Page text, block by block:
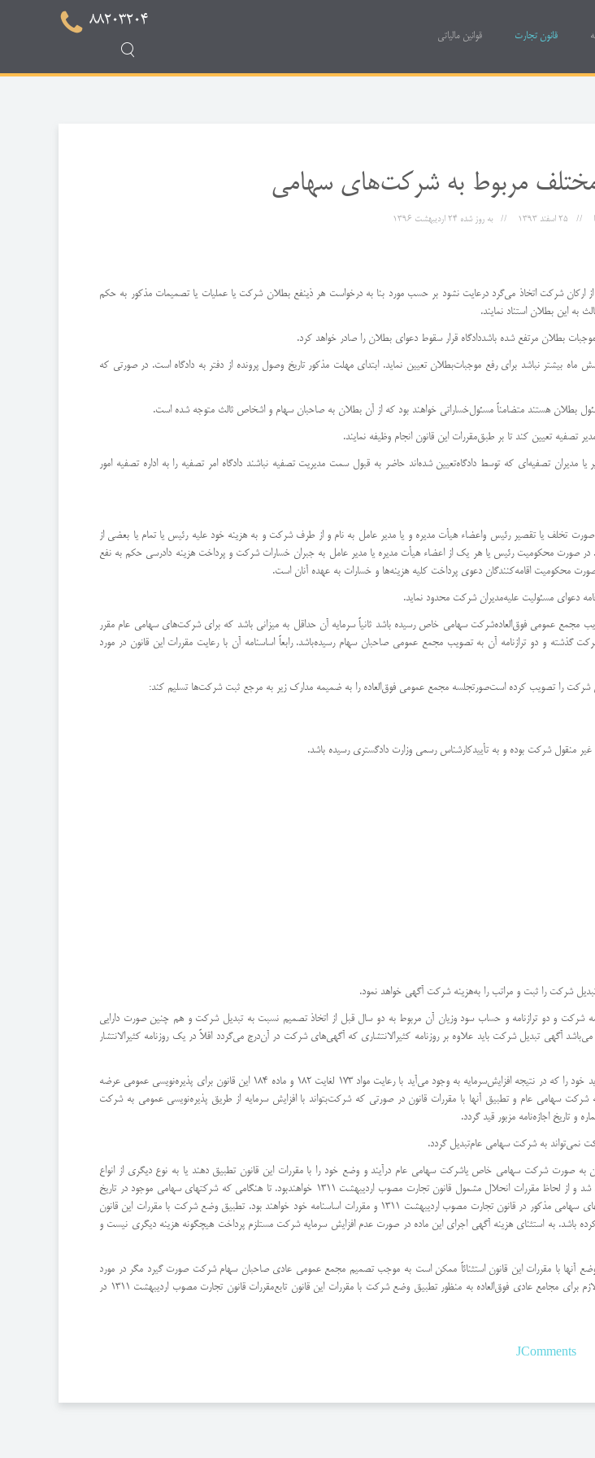
قانون تجارت قوانین مالیاتی
88203204
مربوط به شركت‌های سهامی
25 اسفند 1393 به روز شده 24 ارديبهشت 1396
از اركان شركت اتخاذ می‌گرد د‌رعایت نشود بر حسب مورد بنا به درخواست هر ذینفع بطلان شركت یا عملیات یا تصمیمات مذكور به حكم
به این بطلان استناد نمایند.
شش ماه بیشتر نباشد برای رفع موجبات‌بطلان تعیین نماید. ابتدای مهلت مذكور تاریخ وصول پرونده از دفتر به دادگاه است. ‌در صورتی كه
یا مدیران تصفیه‌ای كه توسط دادگاه‌تعیین شده‌اند حاضر به قبول سمت مدیریت تصفیه نباشند دادگاه امر تصفیه را به اداره تصفیه امور
تخلف یا تقصیر رئیس و‌اعضاء هیأت مدیره و یا مدیر عامل به نام و از طرف شركت و به هزینه خود علیه رئیس یا تمام یا بعضی از
‌در صورت محكومیت رئیس یا هر یك از اعضاء هیأت مدیره یا مدیر عامل به جبران خسارات شركت و پرداخت هزینه دادرسی حكم به نفع
محكومیت اقامه‌كنندگان دعوی پرداخت كلیه هزینه‌ها و خسارات به عهده آنان است.
مجمع عمومی فوق‌العاده‌شركت سهامی خاص رسیده باشد ثانیاً سرمایه آن حداقل به میزانی باشد كه برای شركت‌های سهامی عام مقرر
گذشته و دو ترازنامه آن به تصویب مجمع عمومی صاحبان سهام رسیده‌باشد. رابعاً اساسنامه آن با رعایت مقررات این قانون در مورد
منقول شركت بوده و به تأیید‌كارشناس رسمی وزارت دادگستری رسیده باشد.
شركت و دو ترازنامه و حساب سود و‌زیان آن مربوط به دو سال قبل از اتخاذ تصمیم نسبت به تبدیل شركت و هم چنین صورت دارایی
آگهی تبدیل شركت باید علاوه بر روزنامه كثیرالانتشاری كه آگهی‌های شركت در آن‌درج می‌گردد اقلاً در یك روزنامه كثیرالانتشار
ماده 282 - شركت سهامی خاص كه بخواهد با افزایش سرمایه به شركت سهامی عام تبدیل شود باید سهام جدید خود را كه در نتیجه افزایش‌سرمایه به وجود می‌آید با رعایت مواد 173 لغایت 182 و ماده 184 این قانون برای پذیره‌نویسی عمومی عرضه
سهامی عام و تطبیق آنها با مقررات قانون در صورتی كه شركت‌بتواند با افزایش سرمایه از طریق پذیره‌نویسی عمومی به شركت
و تاریخ اجازه‌نامه مزبور قید گردد.
به صورت شركت سهامی خاص یا‌شركت سهامی عام درآیند و وضع خود را با مقررات این قانون تطبیق دهند یا به نوع دیگری از انواع
شركت‌های تجارتی مذكور در قانون تجارت مصوب‌اردیبهشت ماه 1311 تبدیل شوند والا منحل محسوب خواهند شد و از لحاظ مقررات انحلال مشمول قانون تجارت مصوب اردیبهشت 1311 خواهند‌بود. ‌تا هنگامی كه شركتهای سهامی موجود در تاریخ
تصویب این قانون ظرف سه سال وضع خود را با مقررات این قانون تطبیق نداده‌اند تابع مقررات مربوط‌به شركتهای سهامی مذكور در قانون تجارت مصوب اردیبهشت 1311 و مقررات اساسنامه خود خواهند بود. ‌تطبیق وضع شركت با مقررات این قانون
‌به استثنای هزینه آگهی اجرای این ماده در صورت عدم افزایش سرمایه شركت مستلزم پرداخت هیچگونه هزینه دیگری نیست و
وضع آنها با مقررات این قانون استثنائاً‌ ممكن است به موجب تصمیم مجمع عمومی عادی صاحبان سهام شركت صورت گیرد مگر در مورد
افزایش سرمایه كه باید به تصویب مجمع عمومی‌فوق‌العاده برسد. ترتیب دعوت تشكیل و حد نصاب و اكثریت لازم برای مجامع عادی فوق‌العاده به منظور تطبیق وضع شركت با مقررات این قانون تابع‌مقررات قانون تجارت مصوب اردیبهشت 1311 در
JComments